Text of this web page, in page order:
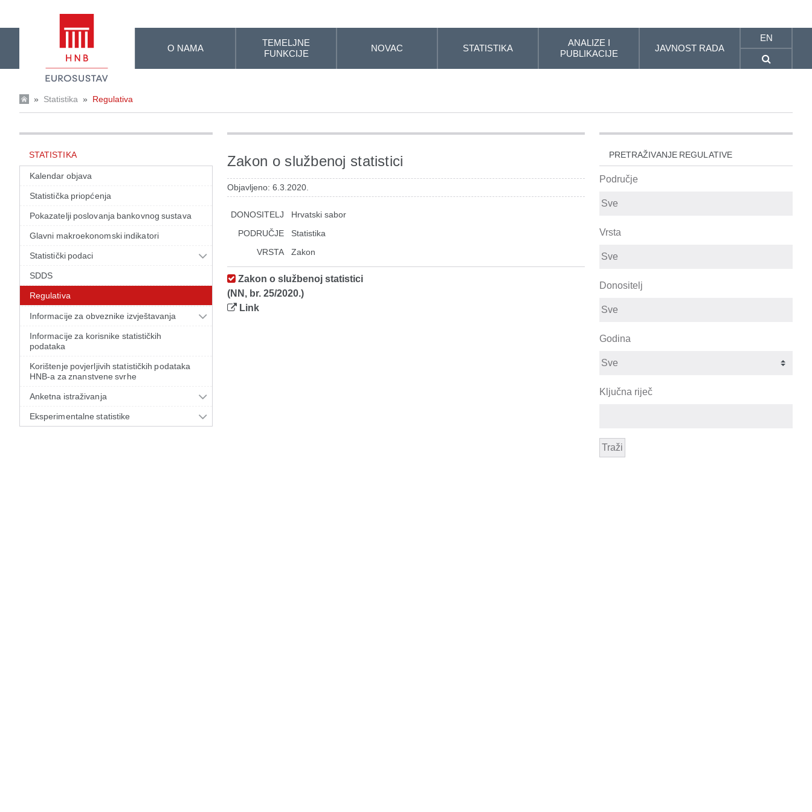
O NAMA
TEMELJNE
FUNKCIJE
NOVAC STATISTIKA
ANALIZE I
PUBLIKACIJE
JAVNOST RADA
EN
» Statistika » Regulativa
STATISTIKA
Kalendar objava
Statistička priopćenja
Pokazatelji poslovanja bankovnog sustava
Glavni makroekonomski indikatori
Statistički podaci
SDDS
Regulativa
Informacije za obveznike izvještavanja
Informacije za korisnike statističkih
podataka
Korištenje povjerljivih statističkih podataka
HNB-a za znanstvene svrhe
Anketna istraživanja
Eksperimentalne statistike
Zakon o službenoj statistici
Objavljeno: 6.3.2020.
DONOSITELJ
Hrvatski sabor
PODRUČJE
Statistika
VRSTA
Zakon
Zakon o službenoj statistici
(NN, br. 25/2020.)
Link
PRETRAŽIVANJE REGULATIVE
Područje
Vrsta
Donositelj
Godina
Ključna riječ
Traži